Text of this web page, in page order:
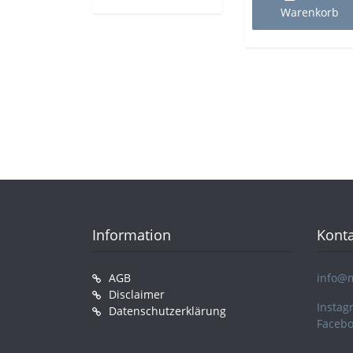
Warenkorb
Information
AGB
Disclaimer
Datenschutzerklärung